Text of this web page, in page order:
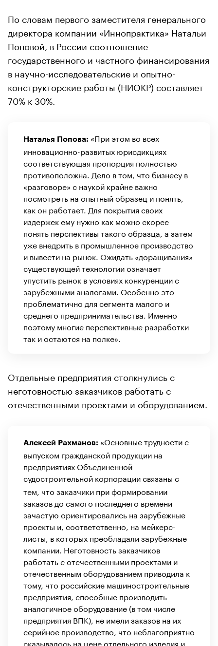
По словам первого заместителя генерального
директора компании «Иннопрактика» Натальи
Поповой, в России соотношение
государственного и частного финансирования
в научно-исследовательские и опытно-
конструкторские работы (НИОКР) составляет
70% к 30%.
Наталья Попова: «При этом во всех
инновационно-развитых юрисдикциях
соответствующая пропорция полностью
противоположна. Дело в том, что бизнесу в
«разговоре» с наукой крайне важно
посмотреть на опытный образец и понять,
как он работает. Для покрытия своих
издержек ему нужно как можно скорее
понять перспективы такого образца, а затем
уже внедрить в промышленное производство
и вывести на рынок. Ожидать «доращивания»
существующей технологии означает
упустить рынок в условиях конкуренции с
зарубежными аналогами. Особенно это
проблематично для сегмента малого и
среднего предпринимательства. Именно
поэтому многие перспективные разработки
так и остаются на полке».
Отдельные предприятия столкнулись с
неготовностью заказчиков работать с
отечественными проектами и оборудованием.
Алексей Рахманов: «Основные трудности с
выпуском гражданской продукции на
предприятиях Объединенной
судостроительной корпорациисвязаны с
тем, что заказчики при формировании
заказов до самого последнего времени
зачастую ориентировались на зарубежные
проекты и, соответственно, на мейкерс-
листы, в которых преобладали зарубежные
компании. Неготовность заказчиков
работать с отечественными проектами и
отечественным оборудованием приводила к
тому, что российские машиностроительные
предприятия, способные производить
аналогичное оборудование (в том числе
предприятия ВПК), не имели заказов на их
серийное производство, что неблагоприятно
сказывалось на цене отдельного изделия и